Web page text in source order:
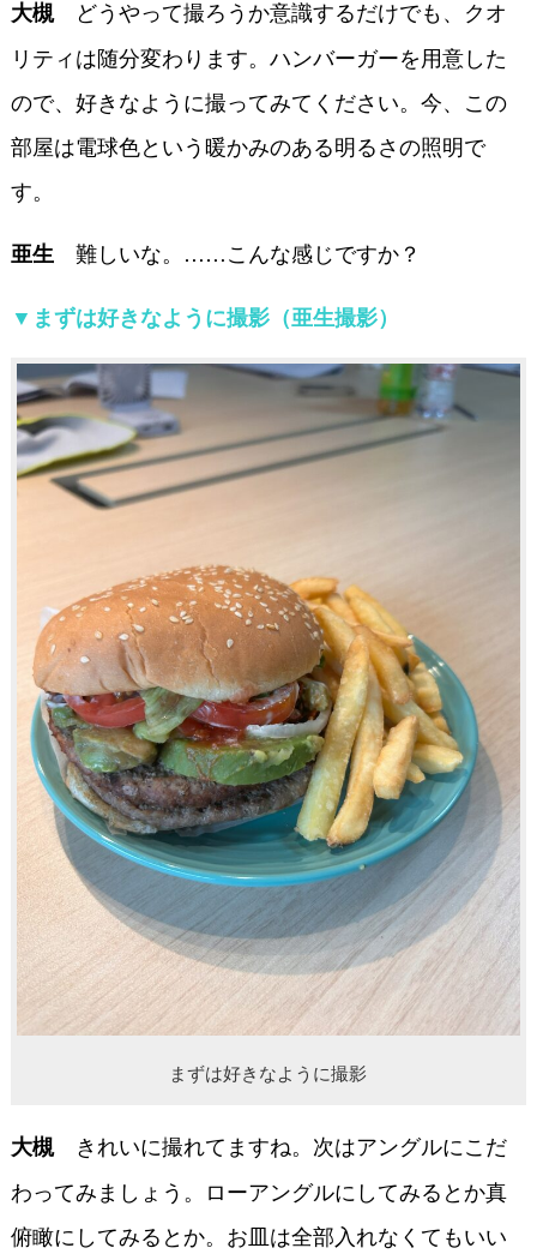
大槻どうやって撮ろうか意識するだけでも、クオ
リティは随分変わります。ハンバーガーを用意した
ので、好きなように撮ってみてください。今、この
部屋は電球色という暖かみのある明るさの照明で
す。
亜生 難しいな。……こんな感じですか？
▼まずは好きなように撮影（亜生撮影）
まずは好きなように撮影
大槻きれいに撮れてますね。次はアングルにこだ
わってみましょう。ローアングルにしてみるとか真
俯瞰にしてみるとか。お皿は全部入れなくてもいい